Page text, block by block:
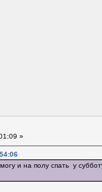
»
и на полу спать у